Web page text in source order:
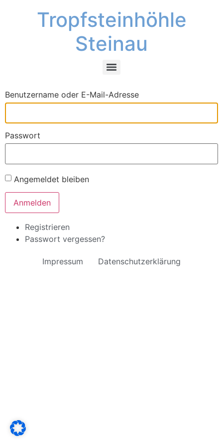
Tropfsteinhöhle
Steinau
Benutzername oder E-Mail-Adresse
Passwort
Angemeldet bleiben
Anmelden
Registrieren
Passwort vergessen?
Impressum Datenschutzerklärung